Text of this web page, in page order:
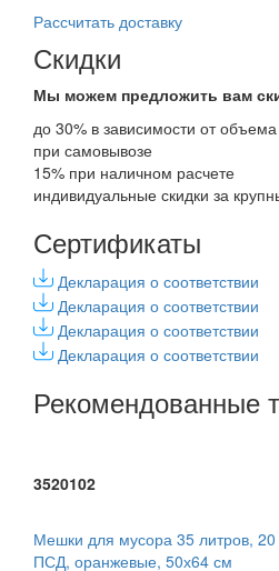
Рассчитать доставку
Скидки
Мы можем предложить вам
до 30% в зависимости от объема
при самовывозе
15% при наличном расчете
индивидуальные скидки за
Сертификаты
Декларация о соответствии
Декларация о соответствии
Декларация о соответствии
Декларация о соответствии
Рекомендованные
3520102
Мешки для мусора 35 литров,
ПСД, оранжевые, 50х64 см